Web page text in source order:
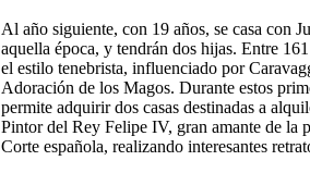
Al año siguiente, con 19 años, se casa con
aquella época, y tendrán dos hijas. Entre
el estilo tenebrista, influenciado por
Adoración de los Magos. Durante estos
permite adquirir dos casas destinadas a
Pintor del Rey Felipe IV, gran amante de la
Corte española, realizando interesantes